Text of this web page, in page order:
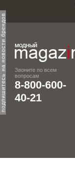
подпишитесь на новости брендов
Звоните по всем
вопросам
8-800-600-
40-21